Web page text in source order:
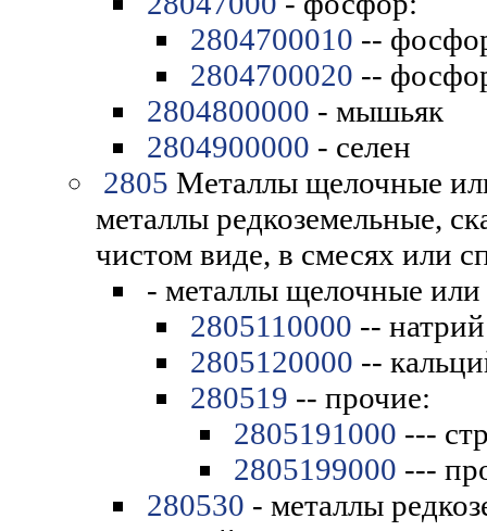
2804700010 --
2804700020 --
2804800000 - мышьяк
2804900000 - селен
2805 Металлы щелочные
металлы редкоземельные,
чистом виде, в смесях или
- металлы щелочные
2805110000 -- натрий
2805120000 --
280519 -- прочие:
2805191000 ---
2805199000 ---
280530 - металлы